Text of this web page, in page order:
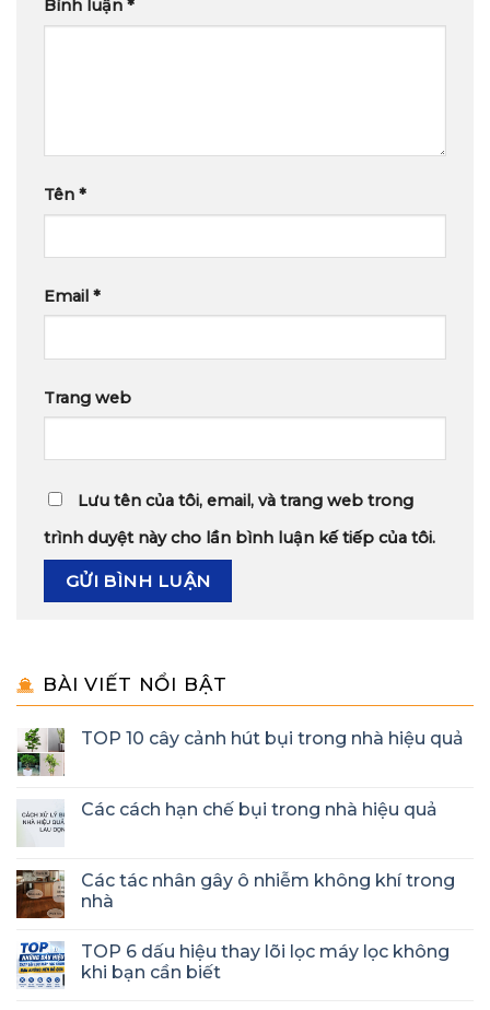
Bình luận *
Tên *
Email *
Trang web
Lưu tên của tôi, email, và trang web trong
trình duyệt này cho lần bình luận kế tiếp của tôi.
BÀI VIẾT NỔI BẬT
TOP 10 cây cảnh hút bụi trong nhà hiệu quả
Các cách hạn chế bụi trong nhà hiệu quả
Các tác nhân gây ô nhiễm không khí trong
nhà
TOP 6 dấu hiệu thay lõi lọc máy lọc không
khi bạn cần biết